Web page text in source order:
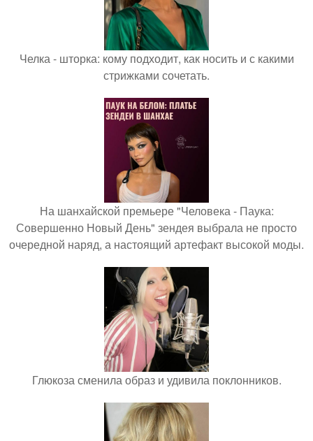
Челка - шторка: кому подходит, как носить и с какими
стрижками сочетать.
На шанхайской премьере "Человека - Паука:
Совершенно Новый День" зендея выбрала не просто
очередной наряд, а настоящий артефакт высокой моды.
Глюкоза сменила образ и удивила поклонников.